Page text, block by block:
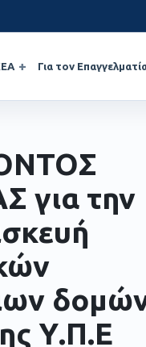
Για τον
για την
Υ.Π.Ε